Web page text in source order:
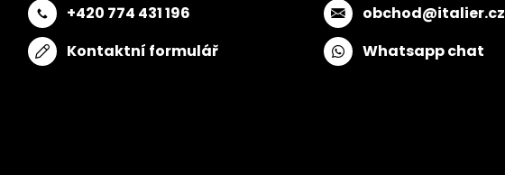
+420 774 431 196
obchod@italier.cz
Kontaktní formulář
Whatsapp chat